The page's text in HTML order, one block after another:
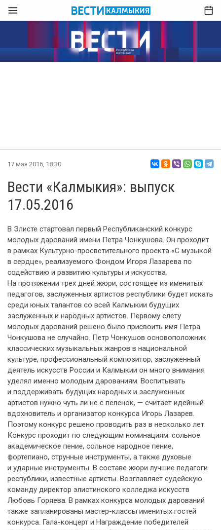
17 мая 2016, 18:30
Вести «Калмыкия»: выпуск
17.05.2016
В Элисте стартовал первый Республиканский конкурс
молодых дарований имени Петра Чонкушова. Он проходит
в рамках Культурно-просветительного проекта «С музыкой
в сердце», реализуемого Фондом Игоря Лазарева по
содействию и развитию культуры и искусства.
На протяжении трех дней жюри, состоящее из именитых
педагогов, заслуженных артистов республики будет искать
среди юных талантов со всей Калмыкии будущих
заслуженных и народных артистов. Первому слету
молодых дарований решено было присвоить имя Петра
Чонкушова не случайно. Петр Чонкушов основоположник
классических музыкальных жанров в национальной
культуре, профессиональный композитор, заслуженный
деятель искусств России и Калмыкии он много внимания
уделял именно молодым дарованиям. Воспитывать
и поддерживать будущих народных и заслуженных
артистов нужно чуть ли не с пеленок, — считает идейный
вдохновитель и организатор конкурса Игорь Лазарев.
Поэтому конкурс решено проводить раз в несколько лет.
Конкурс проходит по следующим номинациям: сольное
академическое пение, сольное народное пение,
фортепиано, струнные инструменты, а также духовые
и ударные инструменты. В составе жюри лучшие педагоги
республики, известные артисты. Возглавляет судейскую
команду директор элистинского колледжа искусств
Любовь Горяева. В рамках конкурса молодых дарований
также запланированы мастер-классы именитых гостей
конкурса. Гала-концерт и Награждение победителей